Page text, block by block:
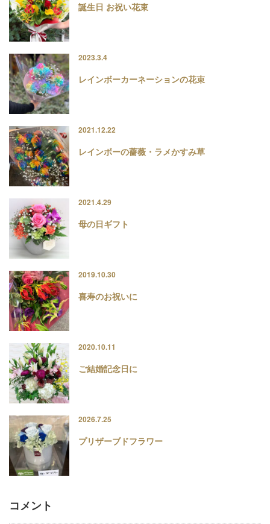
誕生日 お祝い花束
2023.3.4
レインボーカーネーションの花束
2021.12.22
レインボーの薔薇・ラメかすみ草
2021.4.29
母の日ギフト
2019.10.30
喜寿のお祝いに
2020.10.11
ご結婚記念日に
2026.7.25
プリザーブドフラワー
コメント